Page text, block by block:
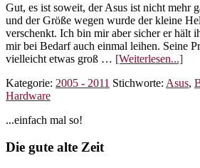
Gut, es ist soweit, der Asus ist nicht mehr
und der Größe wegen wurde der kleine
verschenkt. Ich bin mir aber sicher er hält
mir bei Bedarf auch einmal leihen. Seine
vielleicht etwas groß … [Weiterlesen...]
Kategorie: 2005 - 2011 Stichworte: Asus,
Hardware
Seitenspalte
...einfach mal so!
Footer
Die gute alte Zeit